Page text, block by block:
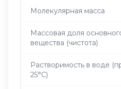
Молекулярная масса
Массовая доля
вещества (чистота)
Растворимость в воде
25°C)